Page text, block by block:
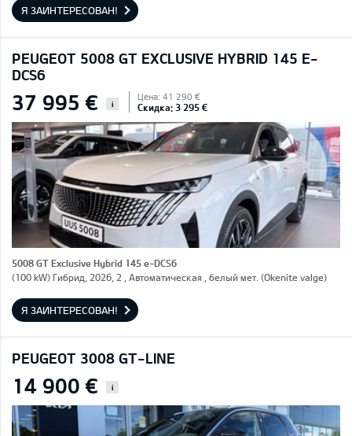
Я ЗАИНТЕРЕСОВАН!
PEUGEOT 5008 GT EXCLUSIVE HYBRID 145 E-
DCS6
37 995 € i
Цена: 41 290 €
Скидка: 3 295 €
5008 GT Exclusive Hybrid 145 e-DCS6
(100 kW) Гибрид, 2026, 2 , Автоматическая , белый мет. (Okenite valge)
Я ЗАИНТЕРЕСОВАН!
PEUGEOT 3008 GT-LINE
14 900 € i